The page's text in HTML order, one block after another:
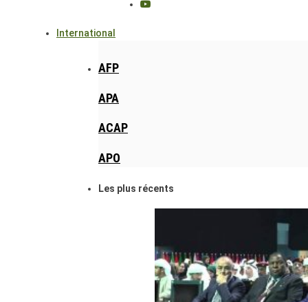
International
AFP
APA
ACAP
APO
Les plus récents